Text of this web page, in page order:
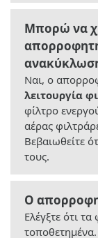
Μπορώ να
Ναι, ο
λειτουργία
φίλτρο
αέρας
Βεβαιωθείτε
τους.
Ο
Ελέγξτε ότι